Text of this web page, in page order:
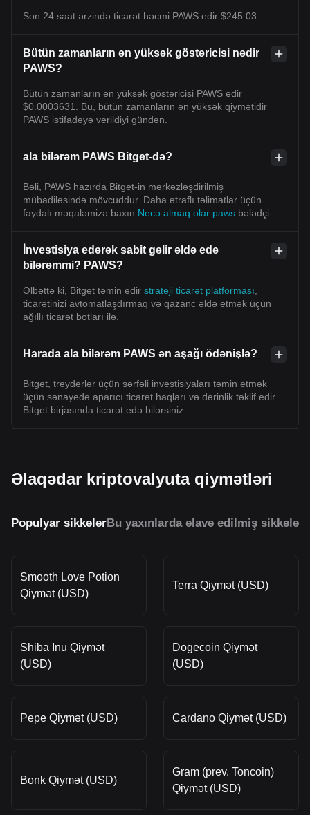
Son 24 saat ərzində ticarət həcmi PAWS edir $245.03.
Bütün zamanların ən yüksək göstəricisi nədir
PAWS?
Bütün zamanların ən yüksək göstəricisi PAWS edir
$0.0003631. Bu, bütün zamanların ən yüksək qiymətidir
PAWS istifadəyə verildiyi gündən.
ala bilərəm PAWS Bitget-də?
Bəli, PAWS hazırda Bitget-in mərkəzləşdirilmiş
mübadiləsində mövcuddur. Daha ətraflı təlimatlar üçün
faydalı məqaləmizə baxın Necə almaq olar paws bələdçi.
İnvestisiya edərək sabit gəlir əldə edə
bilərəmmi? PAWS?
Əlbəttə ki, Bitget təmin edir strateji ticarət platforması
ticarətinizi avtomatlaşdırmaq və qazanc əldə etmək üçün
ağıllı ticarət botları ilə.
Harada ala bilərəm PAWS ən aşağı ödənişlə?
Bitget, treyderlər üçün sərfəli investisiyaları təmin etmək
üçün sənayedə aparıcı ticarət haqları və dərinlik təklif edir.
Bitget birjasında ticarət edə bilərsiniz.
Əlaqədar kriptovalyuta qiymətləri
Populyar sikkələrBu yaxınlarda əlavə edilmiş sikkələr
Smooth Love Potion
Qiymət (USD)
Terra Qiymət (USD)
Shiba Inu Qiymət
(USD)
Dogecoin Qiymət
(USD)
Pepe Qiymət (USD) Cardano Qiymət (USD)
Bonk Qiymət (USD)
Gram (prev. Toncoin)
Qiymət (USD)